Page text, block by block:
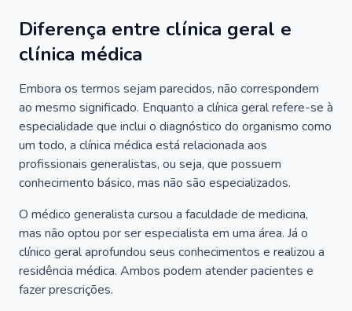
Diferença entre clínica geral e
clínica médica
Embora os termos sejam parecidos, não correspondem
ao mesmo significado. Enquanto a clínica geral refere-se à
especialidade que inclui o diagnóstico do organismo como
um todo, a clínica médica está relacionada aos
profissionais generalistas, ou seja, que possuem
conhecimento básico, mas não são especializados.
O médico generalista cursou a faculdade de medicina,
mas não optou por ser especialista em uma área. Já o
clínico geral aprofundou seus conhecimentos e realizou a
residência médica. Ambos podem atender pacientes e
fazer prescrições.